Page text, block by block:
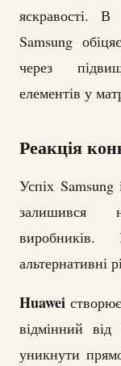
яскравості.
Samsung
через
елементів у
Реакція
Успіх Samsung
залишився
виробників.
альтернативні
Huawei
відмінний
уникнути